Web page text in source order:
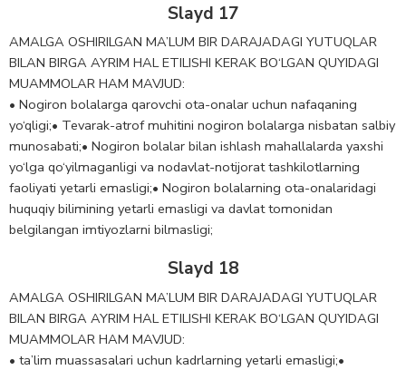
Slayd 17
AMALGA OSHIRILGAN MA’LUM BIR DARAJADAGI YUTUQLAR
BILAN BIRGA AYRIM HAL ETILISHI KERAK BO‘LGAN QUYIDAGI
MUAMMOLAR HAM MAVJUD:
• Nogiron bolalarga qarovchi ota-onalar uchun nafaqaning
yo‘qligi;• Tevarak-atrof muhitini nogiron bolalarga nisbatan salbiy
munosabati;• Nogiron bolalar bilan ishlash mahallalarda yaxshi
yo‘lga qo‘yilmaganligi va nodavlat-notijorat tashkilotlarning
faoliyati yetarli emasligi;• Nogiron bolalarning ota-onalaridagi
huquqiy bilimining yetarli emasligi va davlat tomonidan
belgilangan imtiyozlarni bilmasligi;
Slayd 18
AMALGA OSHIRILGAN MA’LUM BIR DARAJADAGI YUTUQLAR
BILAN BIRGA AYRIM HAL ETILISHI KERAK BO‘LGAN QUYIDAGI
MUAMMOLAR HAM MAVJUD:
• ta’lim muassasalari uchun kadrlarning yetarli emasligi;•